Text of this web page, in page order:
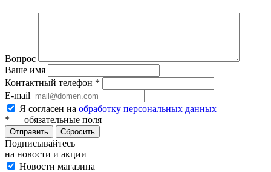
Вопрос
Ваше имя
Контактный телефон *
E-mail
Я согласен на обработку персональных данных
* — обязательные поля
Сбросить
Подписывайтесь
на новости и акции
Новости магазина